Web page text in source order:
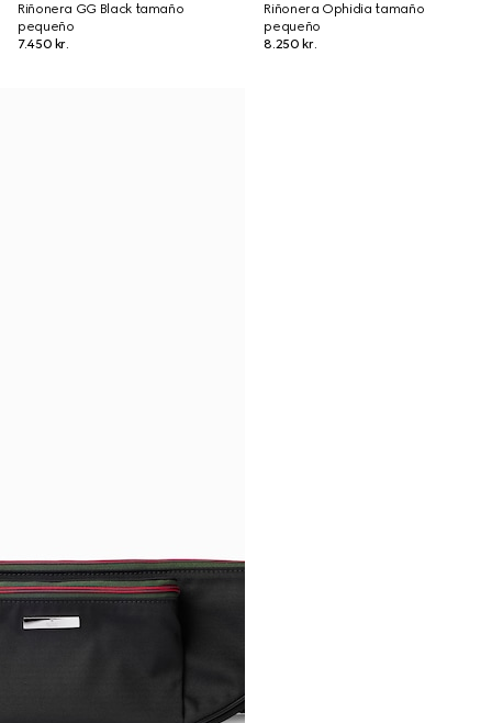
Riñonera GG Black tamaño
pequeño
7.450 kr.
Riñonera Ophidia tamaño
pequeño
8.250 kr.